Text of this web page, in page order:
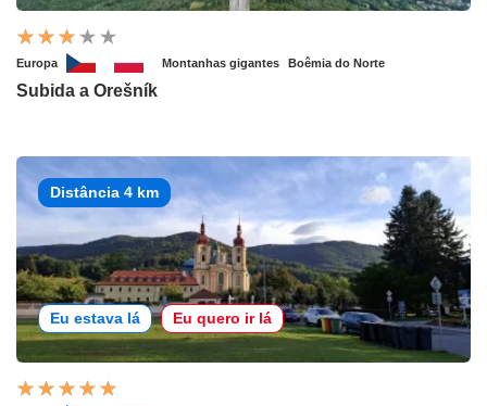
Europa Montanhas gigantes Boêmia do Norte
Subida a Orešník
Distância 4 km
Eu estava lá Eu quero ir lá